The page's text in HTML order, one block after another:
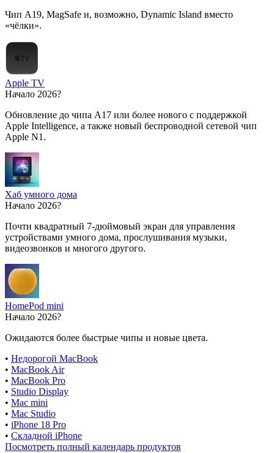
Чип A19, MagSafe и, возможно, Dynamic Island вместо
«чёлки».
Apple TV
Начало 2026?
Обновление до чипа A17 или более нового с поддержкой
Apple Intelligence, а также новый беспроводной сетевой чип
Apple N1.
Хаб умного дома
Начало 2026?
Почти квадратный 7-дюймовый экран для управления
устройствами умного дома, прослушивания музыки,
видеозвонков и многого другого.
HomePod mini
Начало 2026?
Ожидаются более быстрые чипы и новые цвета.
• Недорогой MacBook
• MacBook Air
• MacBook Pro
• Studio Display
• Mac mini
• Mac Studio
• iPhone 18 Pro
• Складной iPhone
Посмотреть полный календарь продуктов